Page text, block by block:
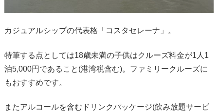
カジュアルシップの代表格「コスタセレーナ」。
特筆する点としては18歳未満の子供はクルーズ料金が1人1
泊5,000円であること(港湾税含む)。ファミリークルーズに
もおすすめです。
またアルコールを含むドリンクパッケージ(飲み放題サービ